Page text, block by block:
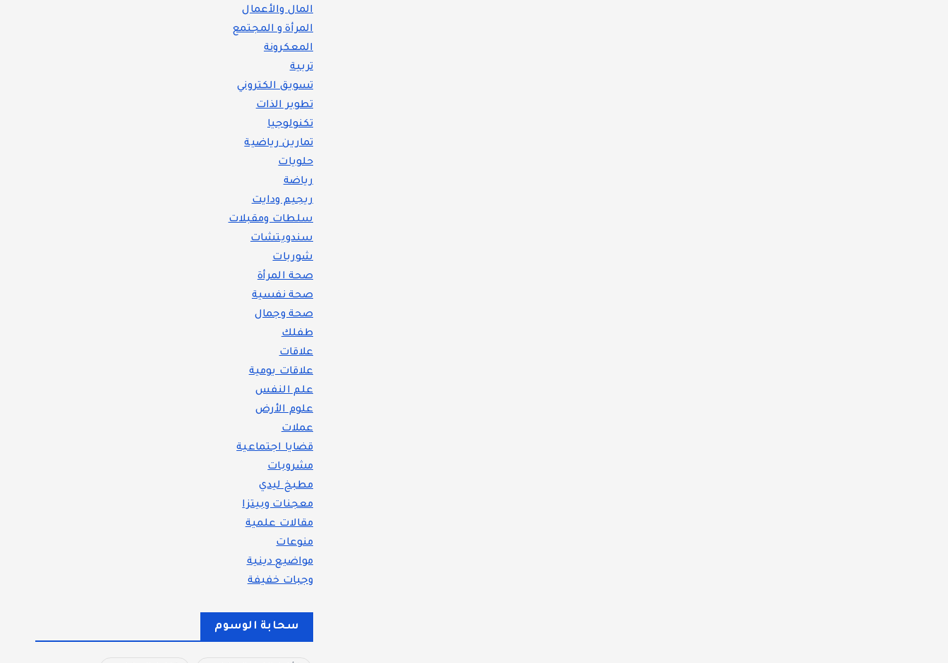
المال والأعمال
المرأة و المجتمع
المعكرونة
تربية
تسويق الكتروني
تطوير الذات
تكنولوجيا
تمارين رياضية
حلويات
رياضة
ريجيم ودايت
سلطات ومقبلات
سندويتشات
شوربات
صحة المرأة
صحة نفسية
صحة وجمال
طفلك
علاقات
علاقات يومية
علم النفس
علوم الأرض
عملات
قضايا اجتماعية
مشروبات
مطبخ ليدي
معجنات وبيتزا
مقالات علمية
منوعات
مواضيع دينية
وجبات خفيفة
سحابة الوسوم